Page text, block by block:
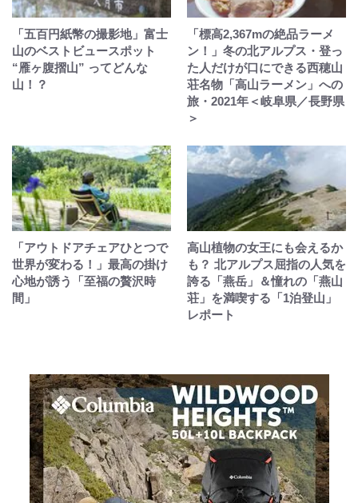
「五百円紙幣の撮影地」富士
山のベストビュースポット
“雁ヶ腹摺山” ってどんな
山！？
「標高2,367mの絶品ラーメ
ン！」冬の北アルプス・登っ
た人だけが口にできる西穂山
荘名物「高山ラーメン」への
旅・2021年＜岐阜県／長野県
＞
「アウトドアチェアひとつで
世界が変わる！」最高の掛け
心地が誘う「至福の贅沢時
間」
高山植物の女王にも会えるか
も？ 北アルプス屈指の人気を
誇る「燕岳」＆憧れの「燕山
荘」を満喫する「1泊登山」
レポート